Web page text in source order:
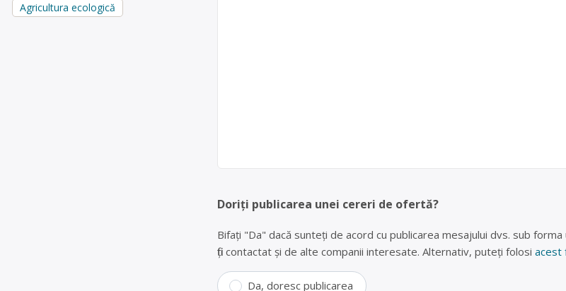
Agricultura ecologică
Doriți publicarea unei cereri de ofertă?
Bifați "Da" dacă sunteți de acord cu publicarea mesajului dvs. sub
fiți contactat și de alte companii interesate. Alternativ, puteți folosi acest
Da, doresc publicarea